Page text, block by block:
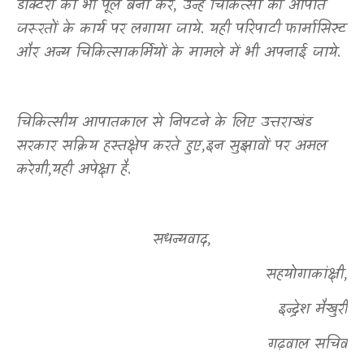
डाक्टरों का भी पूल बना कर, उन्हें चिकित्सा की आपात
जरूरतों के कार्य पर लगाया जाये. यही परिपाटी फार्मासिस्ट
और अन्य चिकित्साकर्मियों के मामले में भी अपनाई जाये.
चिकित्सीय आपातकाल से निपटने के लिए उत्तराखंड
सरकार सक्रिय हस्तक्षेप करते हुए,इन सुझावों पर अमल
करेगी,यही अपेक्षा है.
सधन्यवाद,
सहयोगाकांक्षी,
इन्द्रेश मैखुरी
गढ़वाल सचिव